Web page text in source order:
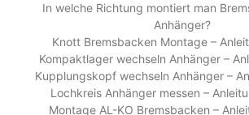
In welche Richtung montiert man
Anhänger?
Knott Bremsbacken Montage –
Kompaktlager wechseln Anhänger –
Kupplungskopf wechseln Anhänger –
Lochkreis Anhänger messen –
Montage AL-KO Bremsbacken –